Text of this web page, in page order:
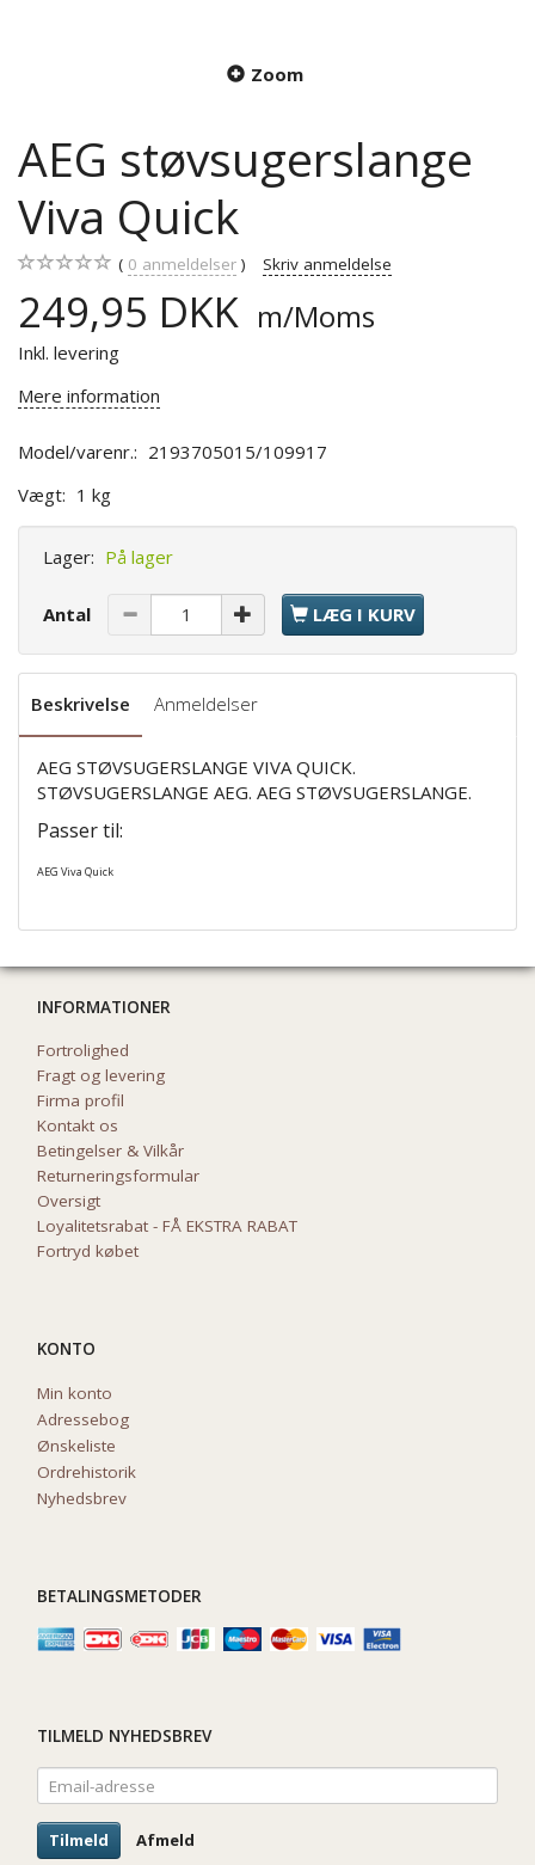
Zoom
AEG støvsugerslange
Viva Quick
0 anmeldelser Skriv anmeldelse
249,95 DKK m/Moms
Inkl. levering
Mere information
Model/varenr.: 2193705015/109917
Vægt: 1 kg
Lager: På lager
Antal LÆG I KURV
Beskrivelse Anmeldelser
AEG STØVSUGERSLANGE VIVA QUICK.
STØVSUGERSLANGE AEG. AEG STØVSUGERSLANGE.
Passer til:
AEG Viva Quick
INFORMATIONER
Fortrolighed
Fragt og levering
Firma profil
Kontakt os
Betingelser & Vilkår
Returneringsformular
Oversigt
Loyalitetsrabat - FÅ EKSTRA RABAT
Fortryd købet
KONTO
Min konto
Adressebog
Ønskeliste
Ordrehistorik
Nyhedsbrev
BETALINGSMETODER
TILMELD NYHEDSBREV
Email-
adresse
Tilmeld
Afmeld